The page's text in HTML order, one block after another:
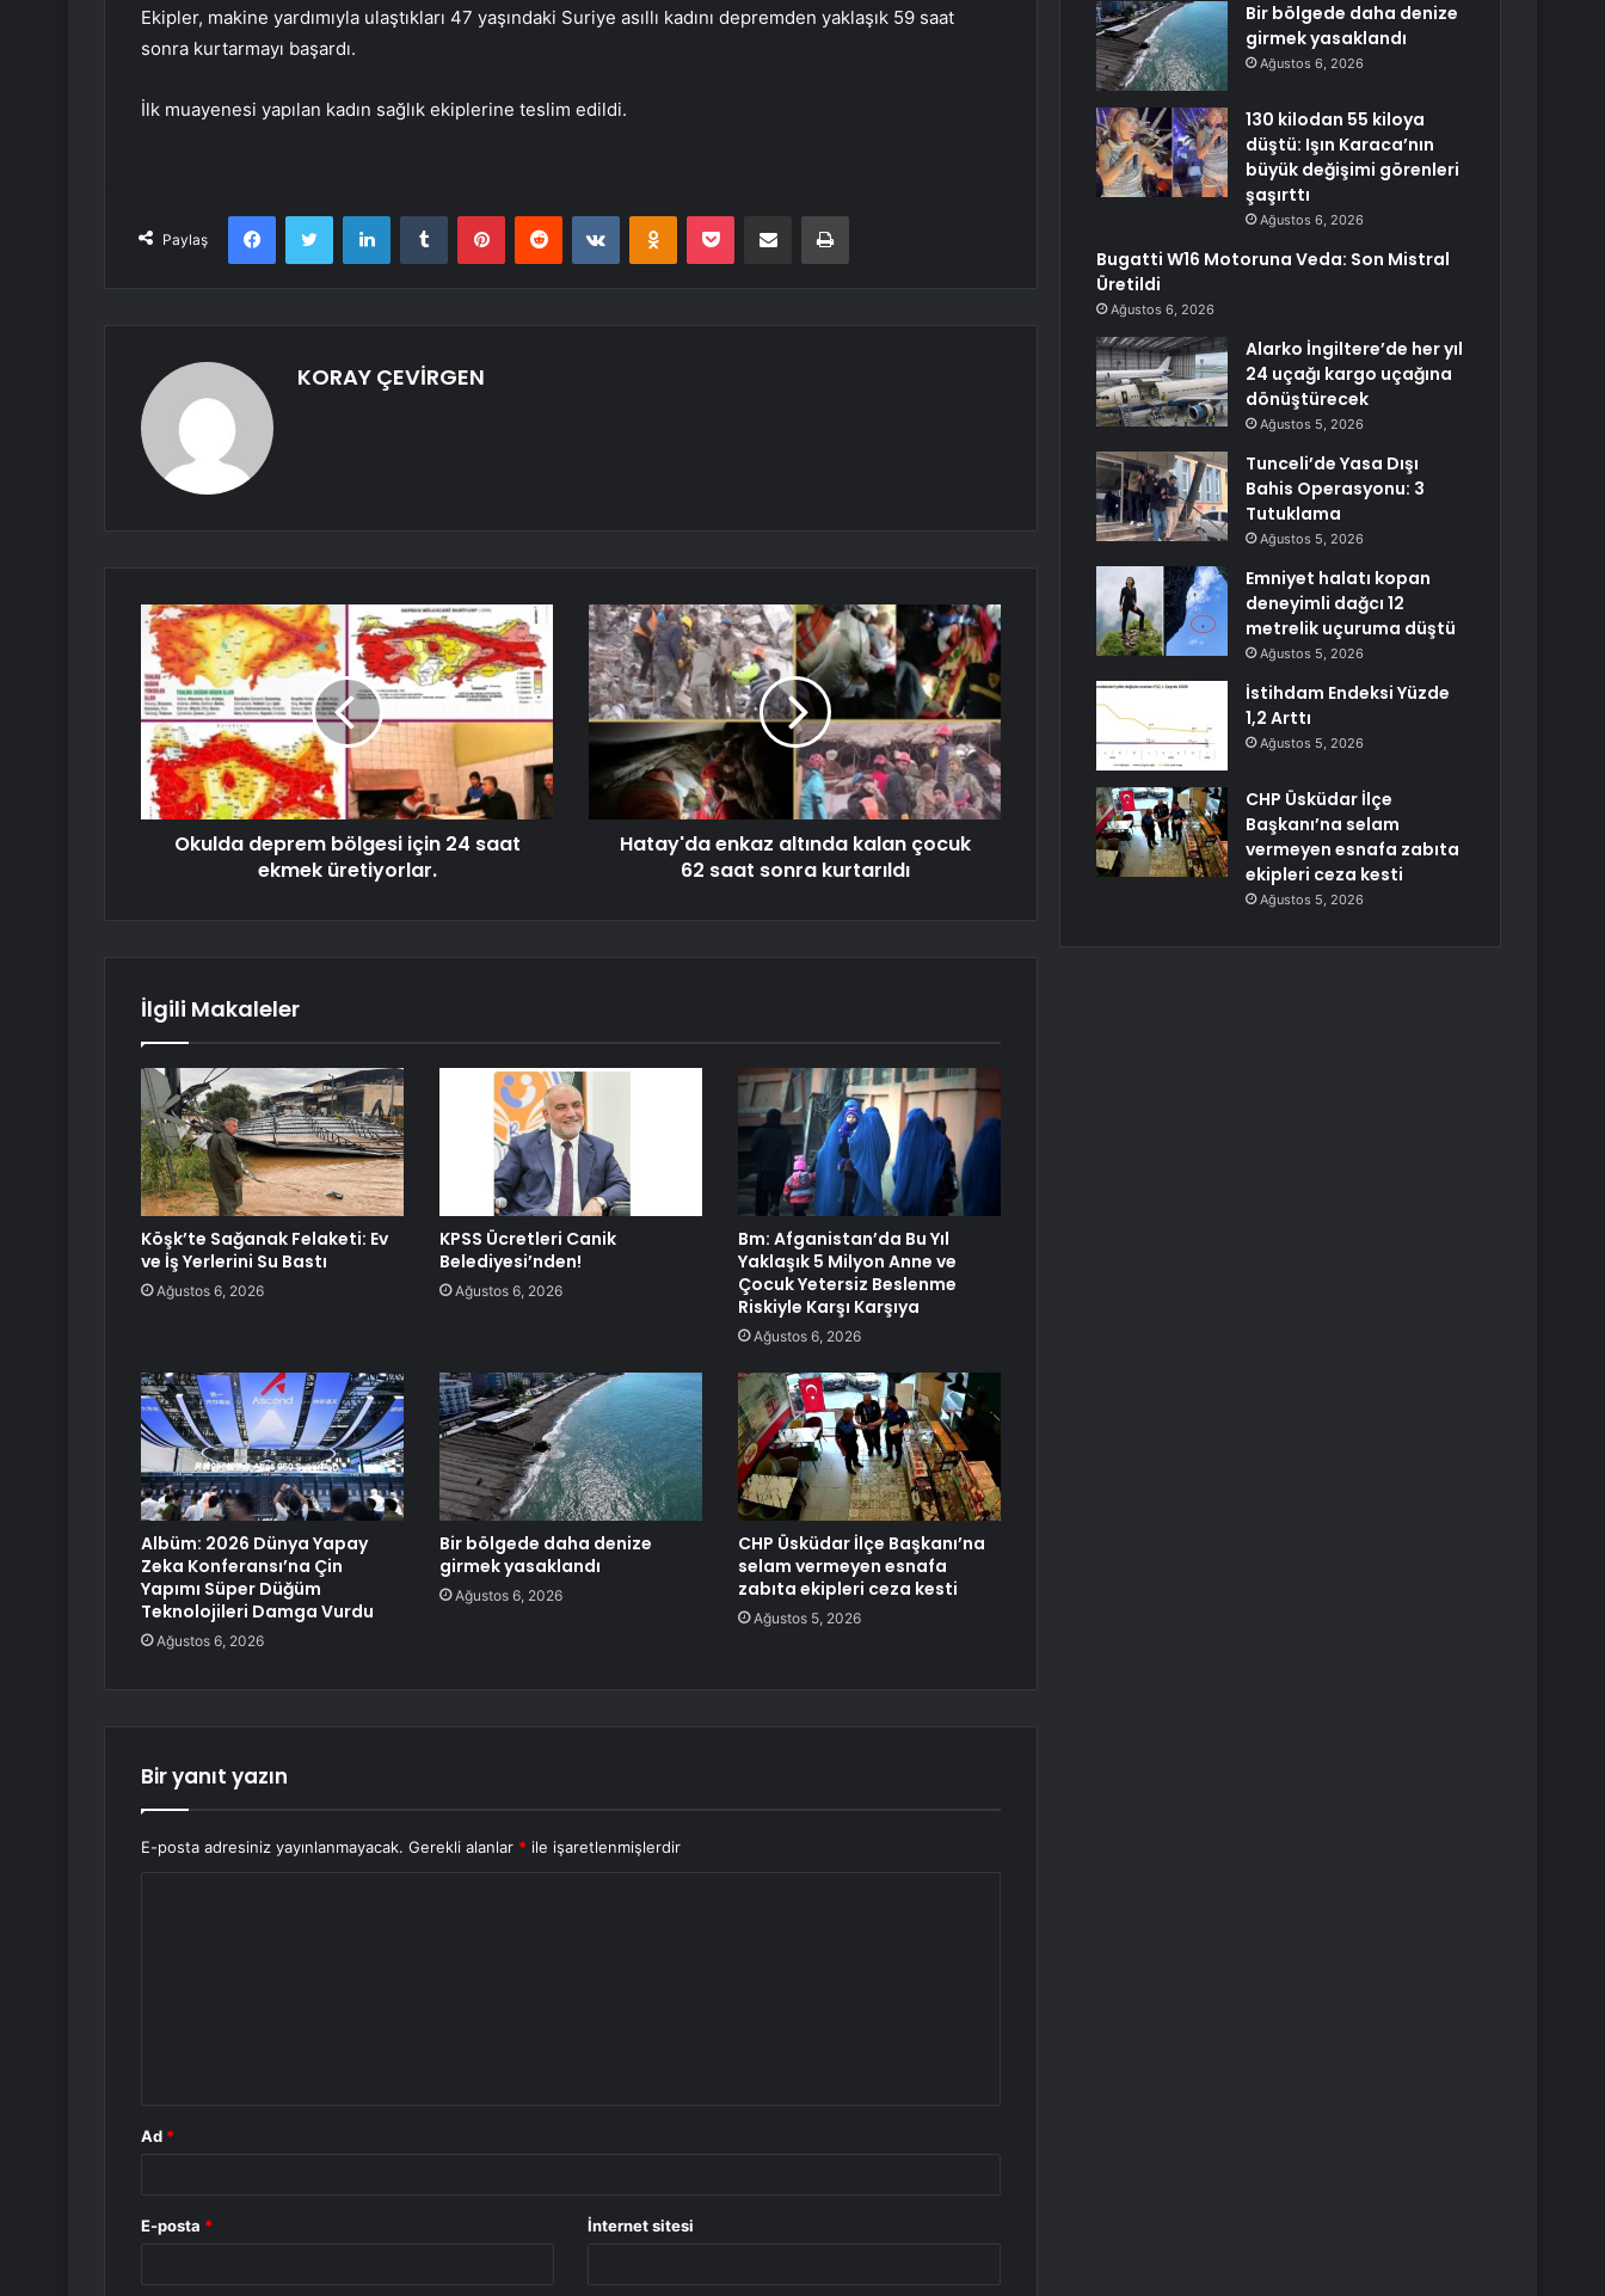
Ekipler, makine yardımıyla ulaştıkları 47 yaşındaki Suriye asıllı kadını depremden yaklaşık 59 saat
sonra kurtarmayı başardı.
İlk muayenesi yapılan kadın sağlık ekiplerine teslim edildi.
Paylaş
FacebookTwitter LinkedInTumblr PinterestReddit VKontakteOdnoklassniki
Pocket E-Posta ile paylaş Yazdır
KORAY ÇEVİRGEN
Okulda deprem bölgesi için 24 saat
ekmek üretiyorlar.
Hatay'da enkaz altında kalan çocuk
62 saat sonra kurtarıldı
İlgili Makaleler
Köşk’te Sağanak Felaketi: Ev
ve İş Yerlerini Su Bastı
Ağustos 6, 2026
KPSS Ücretleri Canik
Belediyesi’nden!
Ağustos 6, 2026
Bm: Afganistan’da Bu Yıl
Yaklaşık 5 Milyon Anne ve
Çocuk Yetersiz Beslenme
Riskiyle Karşı Karşıya
Ağustos 6, 2026
Albüm: 2026 Dünya Yapay
Zeka Konferansı’na Çin
Yapımı Süper Düğüm
Teknolojileri Damga Vurdu
Ağustos 6, 2026
Bir bölgede daha denize
girmek yasaklandı
Ağustos 6, 2026
CHP Üsküdar İlçe Başkanı’na
selam vermeyen esnafa
zabıta ekipleri ceza kesti
Ağustos 5, 2026
Bir yanıt yazın
E-posta adresiniz yayınlanmayacak. Gerekli alanlar * ile işaretlenmişlerdir
Ad *
E-posta * İnternet sitesi
Bir bölgede daha denize
girmek yasaklandı
Ağustos 6, 2026
130 kilodan 55 kiloya
düştü: Işın Karaca’nın
büyük değişimi görenleri
şaşırttı
Ağustos 6, 2026
Bugatti W16 Motoruna Veda: Son Mistral
Üretildi
Ağustos 6, 2026
Alarko İngiltere’de her yıl
24 uçağı kargo uçağına
dönüştürecek
Ağustos 5, 2026
Tunceli’de Yasa Dışı
Bahis Operasyonu: 3
Tutuklama
Ağustos 5, 2026
Emniyet halatı kopan
deneyimli dağcı 12
metrelik uçuruma düştü
Ağustos 5, 2026
İstihdam Endeksi Yüzde
1,2 Arttı
Ağustos 5, 2026
CHP Üsküdar İlçe
Başkanı’na selam
vermeyen esnafa zabıta
ekipleri ceza kesti
Ağustos 5, 2026